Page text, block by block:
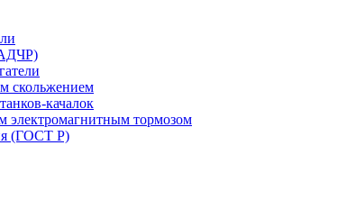
скольжением
качалок
электромагнитным тормозом
(ГОСТ Р)